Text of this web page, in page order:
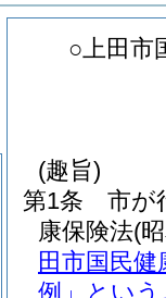
○上田市
(趣旨)
第1条
市が
康保険法(
田市国民
例」という